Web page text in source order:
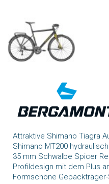
Attraktive Shimano Tiagra
Shimano MT200
35 mm Schwalbe Spicer
Profildesign mit dem Plus
Formschöne